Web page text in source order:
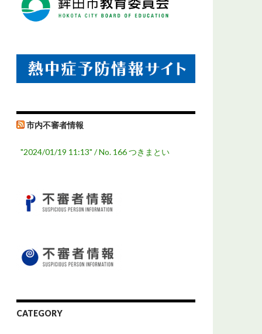
市内不審者情報
"2024/01/19 11:13" / No. 166 つきまとい
CATEGORY